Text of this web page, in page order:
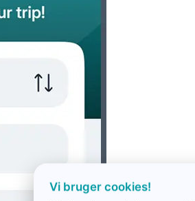
Vi bruger cookies!